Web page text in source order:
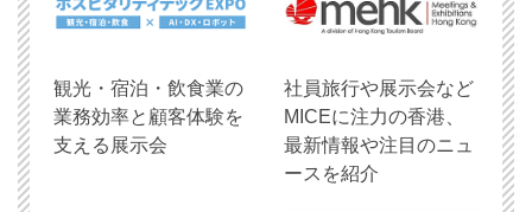
観光・宿泊・飲食業の
業務効率と顧客体験を
支える展示会
社員旅行や展示会など
MICEに注力の香港、
最新情報や注目のニュ
ースを紹介